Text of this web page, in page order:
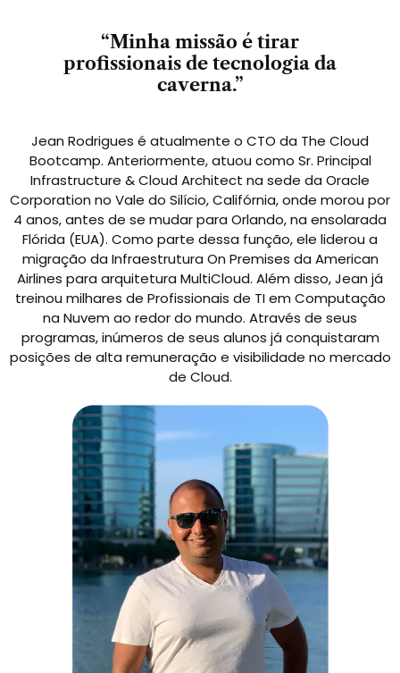
“Minha missão é tirar
profissionais de tecnologia da
caverna.”
Jean Rodrigues é atualmente o CTO da The Cloud
Bootcamp. Anteriormente, atuou como Sr. Principal
Infrastructure & Cloud Architect na sede da Oracle
Corporation no Vale do Silício, Califórnia, onde morou por
4 anos, antes de se mudar para Orlando, na ensolarada
Flórida (EUA). Como parte dessa função, ele liderou a
migração da Infraestrutura On Premises da American
Airlines para arquitetura MultiCloud. Além disso, Jean já
treinou milhares de Profissionais de TI em Computação
na Nuvem ao redor do mundo. Através de seus
programas, inúmeros de seus alunos já conquistaram
posições de alta remuneração e visibilidade no mercado
de Cloud.